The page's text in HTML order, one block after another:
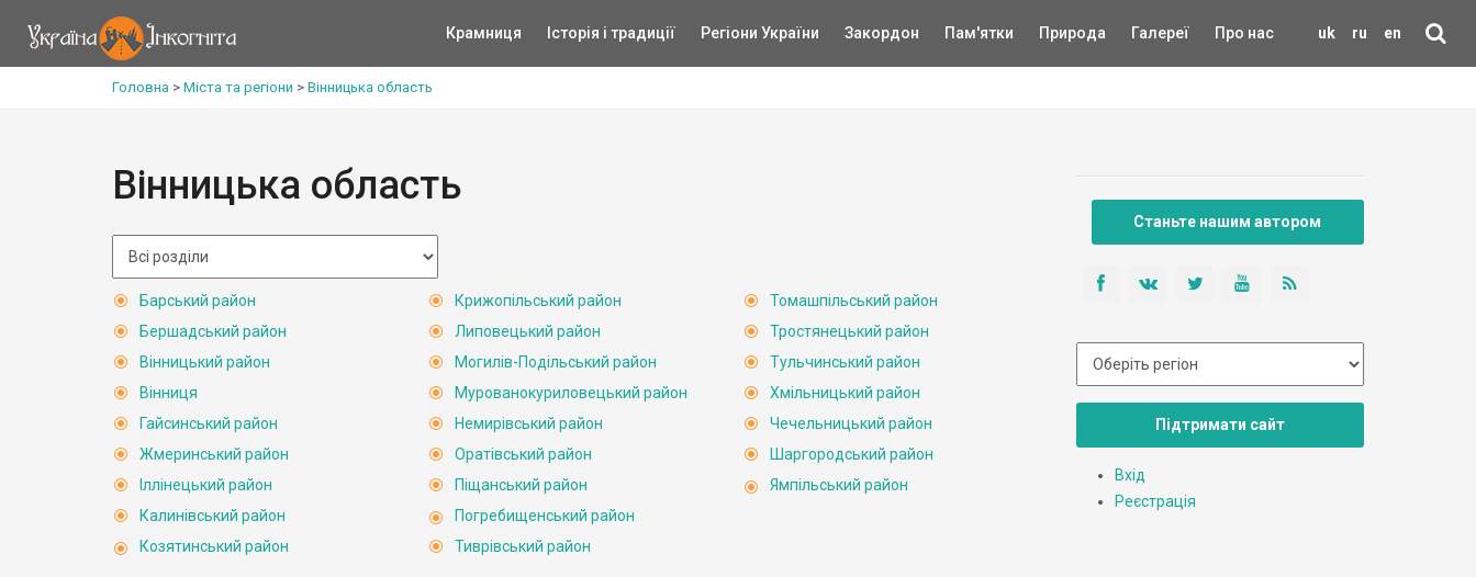
uk ru en
Крамниця Історія і традиції Регіони України Закордон Пам'ятки Природа Галереї Про нас
Головна > Міста та регіони > Вінницька область
Вінницька область
Барський район
Бершадський район
Вінницький район
Вінниця
Гайсинський район
Жмеринський район
Іллінецький район
Калинівський район
Козятинський район
Крижопільський район
Липовецький район
Могилів-Подільський район
Мурованокуриловецький район
Немирівський район
Оратівський район
Піщанський район
Погребищенський район
Тиврівський район
Томашпільський район
Тростянецький район
Тульчинський район
Хмільницький район
Чечельницький район
Шаргородський район
Ямпільський район
Станьте нашим автором
Підтримати сайт
Вхід
Реєстрація